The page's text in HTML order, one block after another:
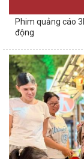
Phim quảng cáo
động